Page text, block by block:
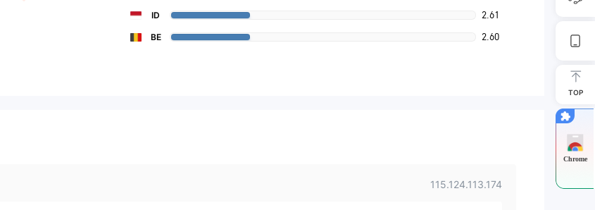
ID 2.61
BE 2.60
115.124.113.174
TOP
Chrome